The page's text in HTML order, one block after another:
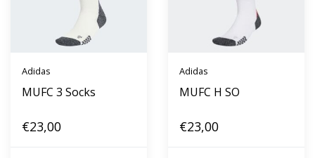
Adidas
MUFC 3 Socks
€23,00
Adidas
MUFC H SO
€23,00